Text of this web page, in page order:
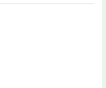
辰野（たつの）は、同じく記憶持
、この世界のカラクリを解き明
ス・リーリャの登場で、パイロ
野は無事に現世へ帰還できるの